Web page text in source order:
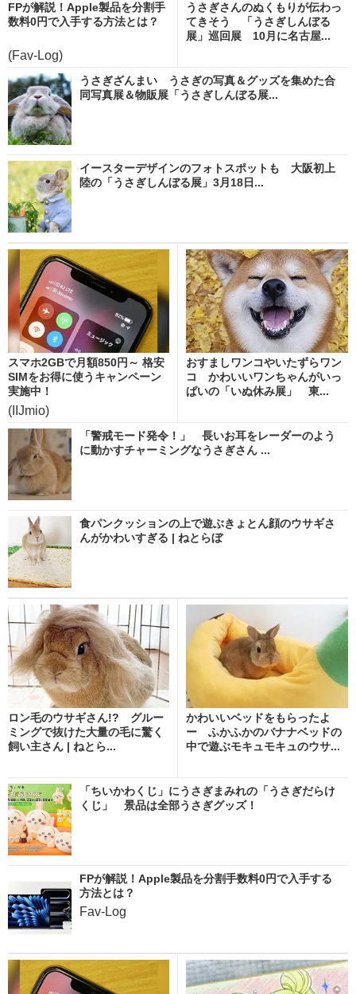
FPが解説！Apple製品を分割手
数料0円で入手する方法とは？
(Fav-Log)
うさぎさんのぬくもりが伝わっ
てきそう 「うさぎしんぼる
展」巡回展 10月に名古屋...
うさぎざんまい うさぎの写真＆グッズを集めた合
同写真展＆物販展「うさぎしんぼる展...
イースターデザインのフォトスポットも 大阪初上
陸の「うさぎしんぼる展」3月18日...
スマホ2GBで月額850円～ 格安
SIMをお得に使うキャンペーン
実施中！
(IIJmio)
おすましワンコやいたずらワン
コ かわいいワンちゃんがいっ
ぱいの「いぬ休み展」 東...
「警戒モード発令！」 長いお耳をレーダーのよう
に動かすチャーミングなうさぎさん ...
食パンクッションの上で遊ぶきょとん顔のウサギさ
んがかわいすぎる | ねとらぼ
ロン毛のウサギさん!? グルー
ミングで抜けた大量の毛に驚く
飼い主さん | ねとら...
かわいいベッドをもらったよ
ー ふかふかのバナナベッドの
中で遊ぶモキュモキュのウサ...
「ちいかわくじ」にうさぎまみれの「うさぎだらけ
くじ」 景品は全部うさぎグッズ！
FPが解説！Apple製品を分割手数料0円で入手する
方法とは？
Fav-Log